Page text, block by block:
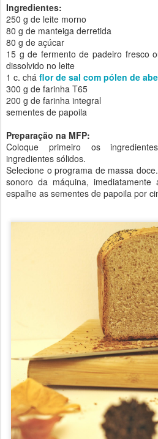
Ingredientes:
250 g de leite morno
80 g de manteiga derretida
80 g de açúcar
15 g de fermento de padeiro fresco
dissolvido no leite
1 c. chá flor de sal com pólen de
300 g de farinha T65
200 g de farinha integral
sementes de papoila
Preparação na MFP:
Coloque primeiro os
ingredientes sólidos.
Selecione o programa de massa
sonoro da máquina,
espalhe as sementes de papoila por